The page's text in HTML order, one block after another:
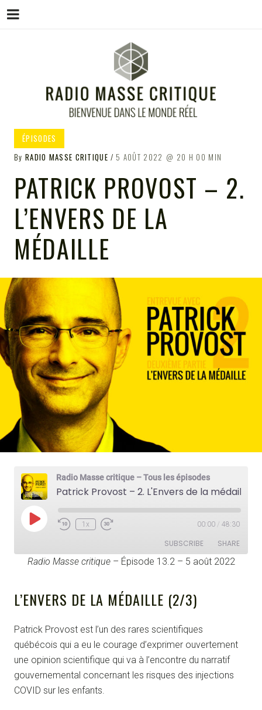
RADIO MASSE CRITIQUE
ÉPISODES
By RADIO MASSE CRITIQUE 5 AOÛT 2022 20 H 00 MIN
PATRICK PROVOST – 2.
L’ENVERS DE LA
MÉDAILLE
Radio Masse critique – Tous les épisodes
Patrick Provost – 2. L'Envers de la médaille
P
l
E
o
d
1x 00:00 / 48:30
SUBSCRIBE SHARE
LINK
EMBED
Radio Masse critique– Épisode 13.2 – 5 août 2022
L’ENVERS DE LA MÉDAILLE (2/3)
Patrick Provost est l’un des rares scientifiques
québécois qui a eu le courage d’exprimer ouvertement
une opinion scientifique qui va à l’encontre du narratif
gouvernemental concernant les risques des injections
COVID sur les enfants.
Menu